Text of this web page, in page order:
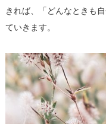
きれば、「どんなときも
ていきます。